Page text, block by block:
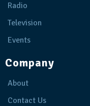
Radio
Television
Events
Company
About
Contact Us